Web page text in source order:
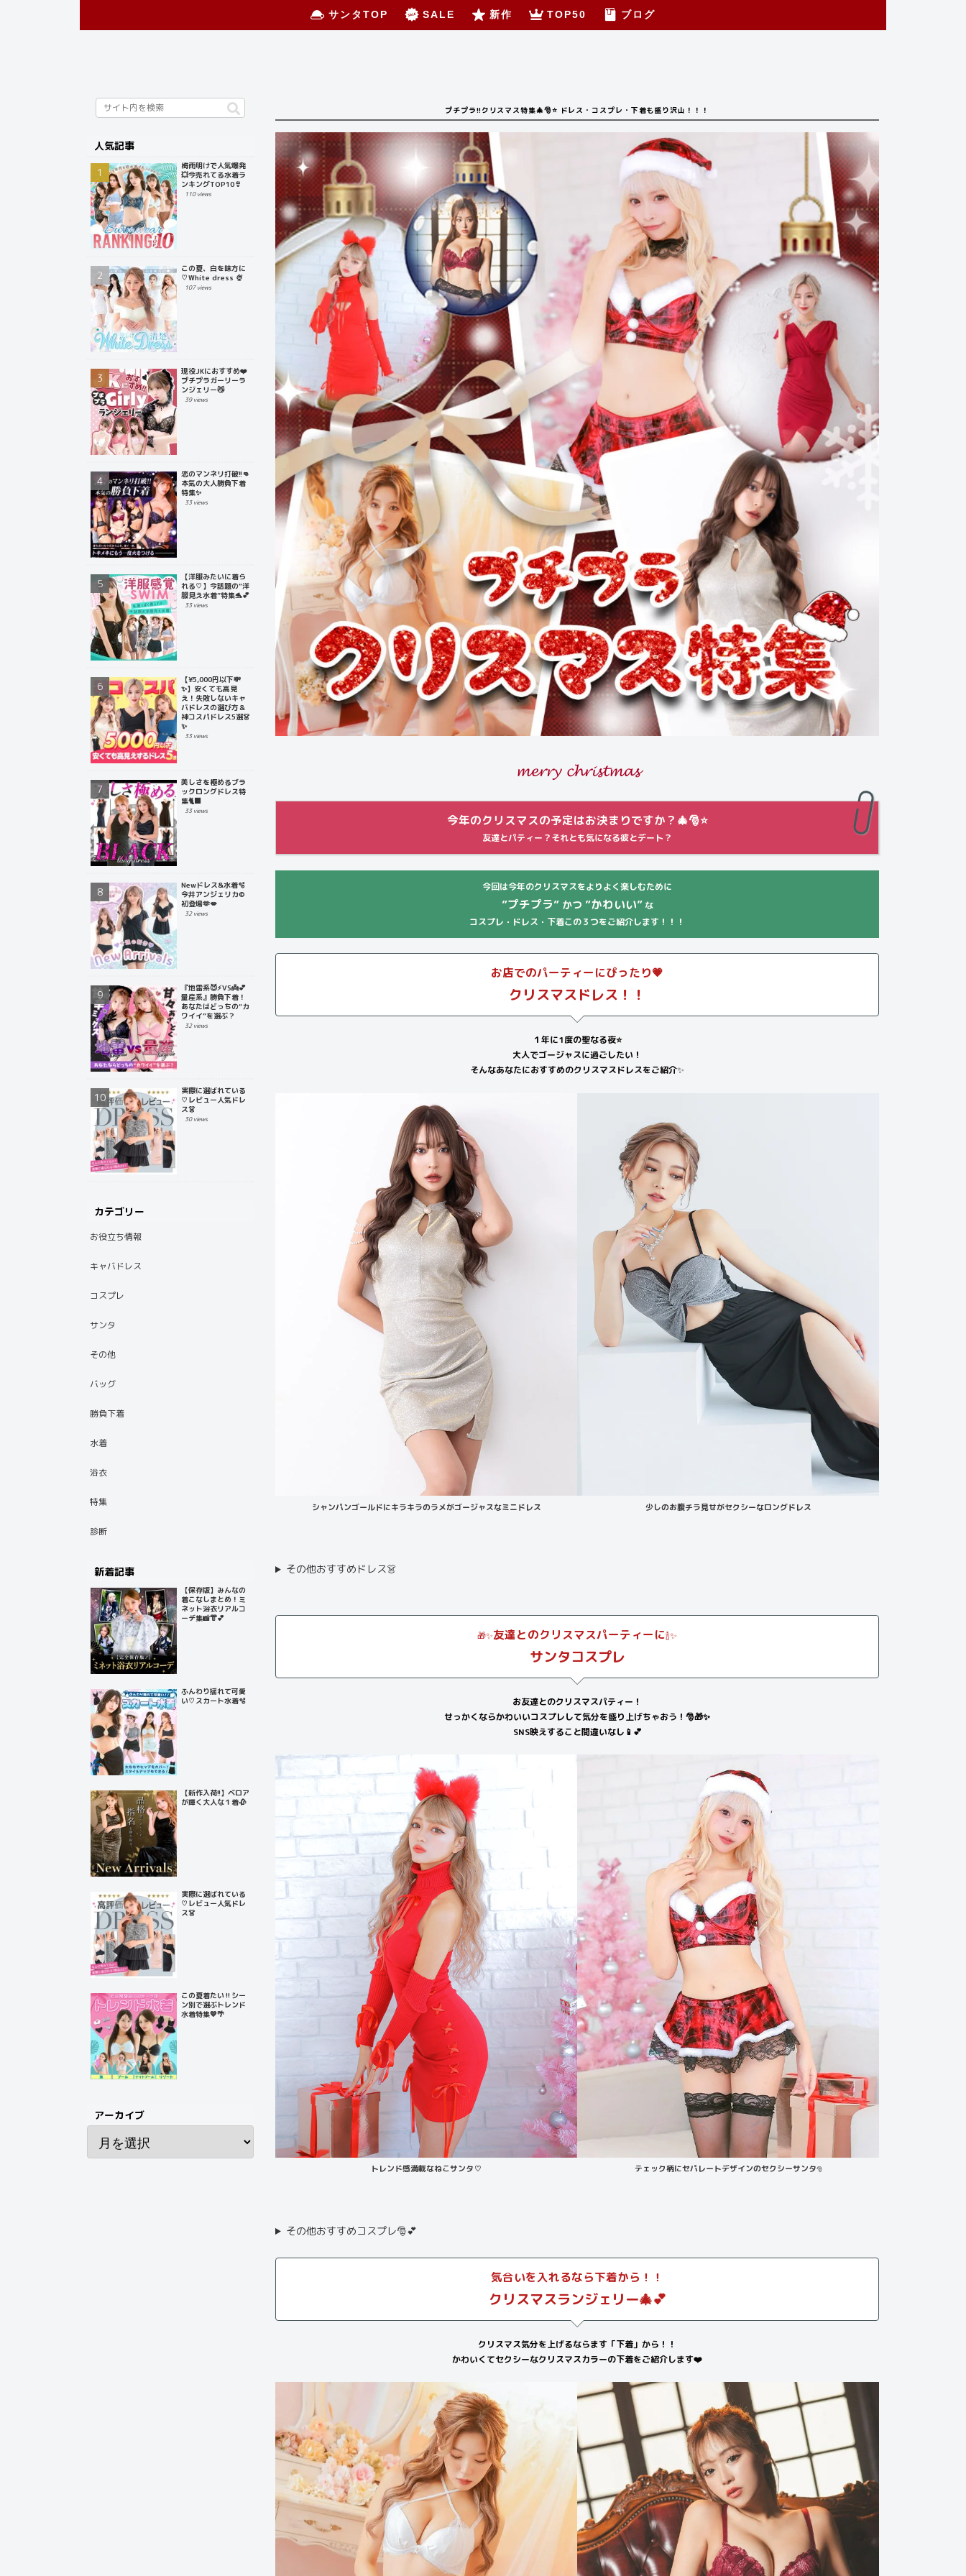
サンタTOP SALE 新作 TOP50 ブログ
プチプラ!!クリスマス特集🎄🎅⭐️ ドレス・コスプレ・下着も盛り沢山！！！
𝓶𝓮𝓻𝓻𝔂 𝓬𝓱𝓻𝓲𝓼𝓽𝓶𝓪𝓼
今年のクリスマスの予定はお決まりですか？🎄🎅⭐️
友達とパティー？それとも気になる彼とデート？
今回は今年のクリスマスをよりよく楽しむために
”プチプラ” かつ ”かわいい”な
コスプレ・ドレス・下着この３つをご紹介します！！！
お店でのパーティーにぴったり💗
クリスマスドレス！！
１年に1度の聖なる夜⭐️
大人でゴージャスに過ごしたい！
そんなあなたにおすすめのクリスマスドレスをご紹介✨
シャンパンゴールドにキラキラのラメがゴージャスなミニドレス 少しのお腹チラ見せがセクシーなロングドレス
その他おすすめドレス👗
🎁✨友達とのクリスマスパーティーに🍾✨
サンタコスプレ
お友達とのクリスマスパティー！
せっかくならかわいいコスプレして気分を盛り上げちゃおう！🎅🎁✨
SNS映えすること間違いなし📱💕
トレンド感満載なねこサンタ♡ テェック柄にセパレートデザインのセクシーサンタ🎅
その他おすすめコスプレ🎅💕
気合いを入れるなら下着から！！
クリスマスランジェリー🎄💕
クリスマス気分を上げるならます「下着」から！！
かわいくてセクシーなクリスマスカラーの下着をご紹介します❤️
人気記事
梅雨明けで人気爆発
💥今売れてる水着ラ
ンキングTOP10👙
110 views
この夏、白を味方に
♡White dress 🍨
107 views
現役JKにおすすめ❤️
プチプラガーリーラ
ンジェリー😼
39 views
恋のマンネリ打破!!👊
本気の大人勝負下着
特集✨
33 views
【洋服みたいに着ら
れる♡】今話題の“洋
服見え水着”特集🐬💕
33 views
【¥5,000円以下💸
✨】安くても高見
え！失敗しないキャ
バドレスの選び方＆
神コスパドレス5選👗
✨
33 views
美しさを極めるブラ
ックロングドレス特
集🐈‍⬛
33 views
Newドレス&水着🫧
今井アンジェリカ©
初登場🫶💋
32 views
『地雷系😈⚡️VS👼💕
量産系』勝負下着！
あなたはどっちの“カ
ワイイ”を選ぶ？
32 views
実際に選ばれている
♡レビュー人気ドレ
ス👗
30 views
カテゴリー
お役立ち情報
キャバドレス
コスプレ
サンタ
その他
バッグ
勝負下着
水着
浴衣
特集
診断
新着記事
【保存版】みんなの
着こなしまとめ！ミ
ネット浴衣リアルコ
ーデ集📸👘💕
ふんわり揺れて可愛
い♡スカート水着🫧
【新作入荷!!】ベロア
が輝く大人な１着🥀
実際に選ばれている
♡レビュー人気ドレ
ス👗
この夏着たい‼️シー
ン別で選ぶトレンド
水着特集💙🌴
アーカイブ